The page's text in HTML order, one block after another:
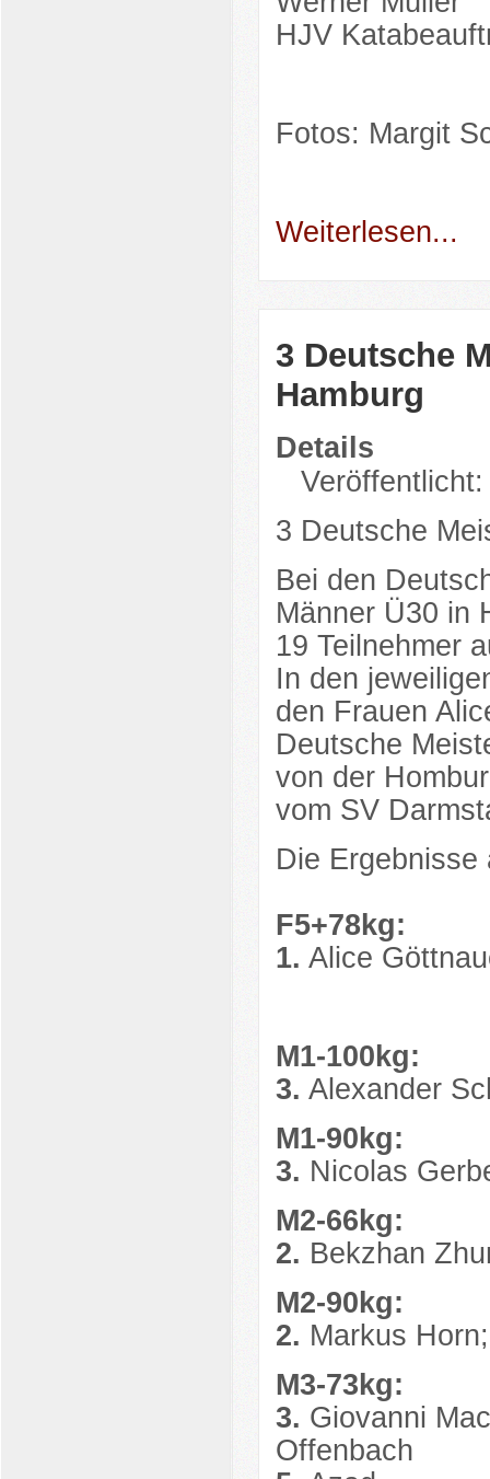
HJV
Fotos: Margit
Weiterlesen...
3 Deutsche
Hamburg
Details
3 Deutsche
Bei den
Männer Ü30 in
19 Teilnehmer
In den
den Frauen
Deutsche
von der
vom SV
Die
F5+78kg:
1. Alice
M1-100kg:
3. Alexander
M1-90kg:
3. Nicolas
M2-66kg:
2. Bekzhan
M2-90kg:
2. Markus
M3-73kg:
3. Giovanni
Offenbach